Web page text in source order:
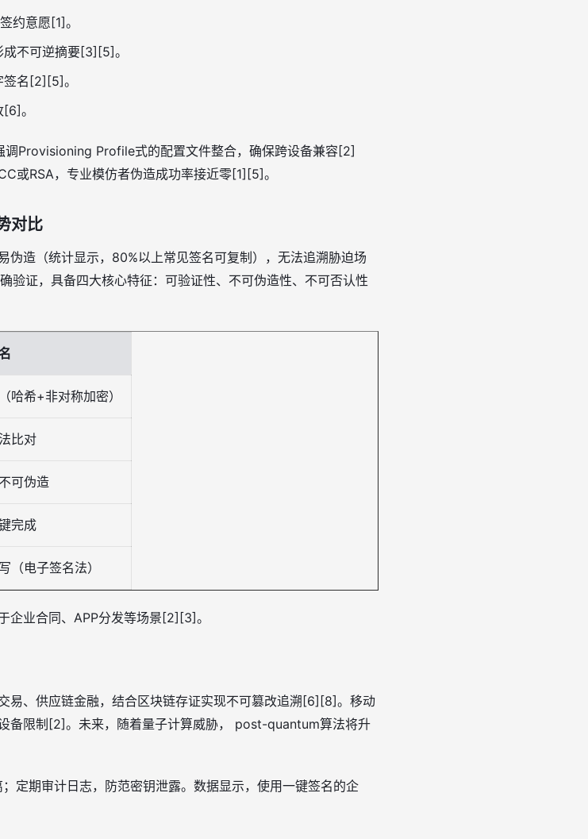
约意愿[1]。
不可逆摘要[3][5]。
名[2][5]。
。
Provisioning Profile式的配置文件整合，确保跨设备兼容[2]
或RSA，专业模仿者伪造成功率接近零[1][5]。
对比
伪造（统计显示，80%以上常见签名可复制），无法追溯胁迫场
验证，具备四大核心特征：可验证性、不可伪造性、不可否认性
哈希+非对称加密）
比对
可伪造
完成
（电子签名法）
企业合同、APP分发等场景[2][3]。
易、供应链金融，结合区块链存证实现不可篡改追溯[6][8]。移动
备限制[2]。未来，随着量子计算威胁， post-quantum算法将升
定期审计日志，防范密钥泄露。数据显示，使用一键签名的企